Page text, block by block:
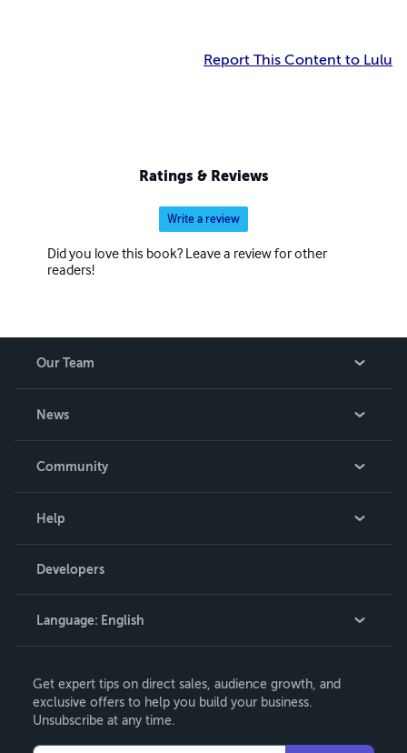
Report This Content to Lulu
Ratings & Reviews
Write a review
Did you love this book? Leave a review for other
readers!
Our Team
News
Community
Podcast
Help
Knowledge Base
Contact Support
Developers
Language: English
Deutsch
Français
Get expert tips on direct sales, audience growth, and
exclusive offers to help you build your business.
Unsubscribe at any time.